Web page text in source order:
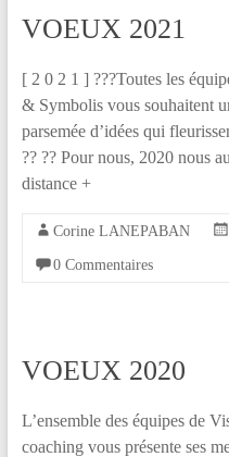
VOEUX 2021
[ 2 0 2 1 ] ???Toutes les
& Symbolis vous souhaitent
parsemée d’idées qui
?? ?? Pour nous, 2020 nous
distance +
Corine LANEPABAN
0 Commentaires
VOEUX 2020
L’ensemble des équipes de
coaching vous présente ses